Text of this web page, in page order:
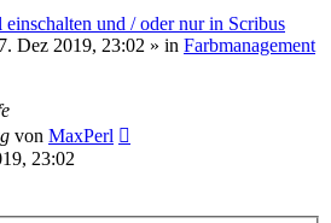
und / oder nur in Scribus
Dez 2019, 23:02 » in Farbmanagement
von MaxPerl
23:02